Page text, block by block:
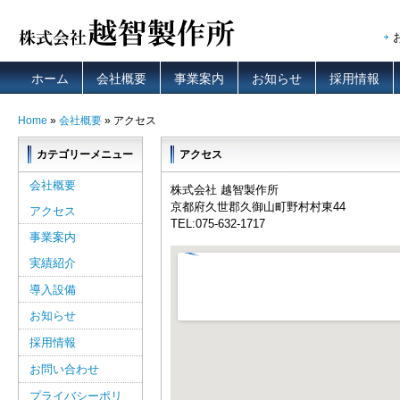
ホーム 会社概要 事業案内 お知らせ 採用情報
Home » 会社概要 » アクセス
アクセス
株式会社 越智製作所
京都府久世郡久御山町野村村東44
TEL:075-632-1717 ‎
カテゴリーメニュー
会社概要
アクセス
事業案内
実績紹介
導入設備
お知らせ
採用情報
お問い合わせ
プライバシーポリ